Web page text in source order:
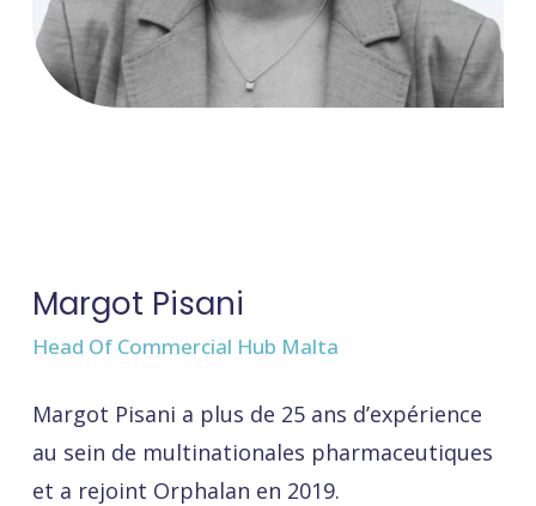
Margot Pisani
Head Of Commercial Hub Malta
Margot Pisani a plus de 25 ans d’expérience
au sein de multinationales pharmaceutiques
et a rejoint Orphalan en 2019.